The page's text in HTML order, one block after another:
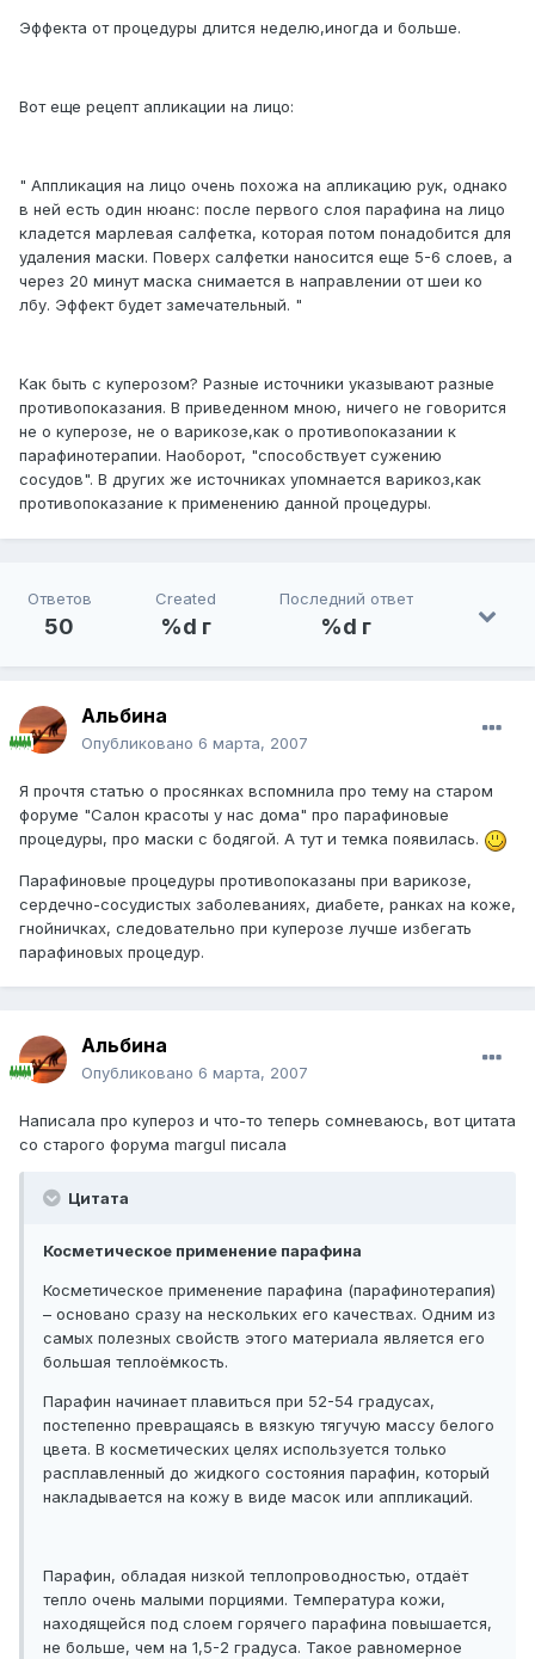
Эффекта от процедуры длится неделю,иногда и больше.
Вот еще рецепт апликации на лицо:
" Аппликация на лицо очень похожа на апликацию рук, однако
в ней есть один нюанс: после первого слоя парафина на лицо
кладется марлевая салфетка, которая потом понадобится для
удаления маски. Поверх салфетки наносится еще 5-6 слоев, а
через 20 минут маска снимается в направлении от шеи ко
лбу. Эффект будет замечательный. "
Как быть с куперозом? Разные источники указывают разные
противопоказания. В приведенном мною, ничего не говорится
не о куперозе, не о варикозе,как о противопоказании к
парафинотерапии. Наоборот, "способствует сужению
сосудов". В других же источниках упомнается варикоз,как
противопоказание к применению данной процедуры.
Ответов
50
Created
%d г
Последний ответ
%d г
Альбина
Опубликовано 6 марта, 2007
Я прочтя статью о просянках вспомнила про тему на старом
форуме "Салон красоты у нас дома" про парафиновые
процедуры, про маски с бодягой. А тут и темка появилась.
Парафиновые процедуры противопоказаны при варикозе,
сердечно-сосудистых заболеваниях, диабете, ранках на коже,
гнойничках, следовательно при куперозе лучше избегать
парафиновых процедур.
Альбина
Опубликовано 6 марта, 2007
Написала про купероз и что-то теперь сомневаюсь, вот цитата
со старого форума margul писала
Цитата
Косметическое применение парафина
Косметическое применение парафина (парафинотерапия)
– основано сразу на нескольких его качествах. Одним из
самых полезных свойств этого материала является его
большая теплоёмкость.
Парафин начинает плавиться при 52-54 градусах,
постепенно превращаясь в вязкую тягучую массу белого
цвета. В косметических целях используется только
расплавленный до жидкого состояния парафин, который
накладывается на кожу в виде масок или аппликаций.
Парафин, обладая низкой теплопроводностью, отдаёт
тепло очень малыми порциями. Температура кожи,
находящейся под слоем горячего парафина повышается,
не больше, чем на 1,5-2 градуса. Такое равномерное